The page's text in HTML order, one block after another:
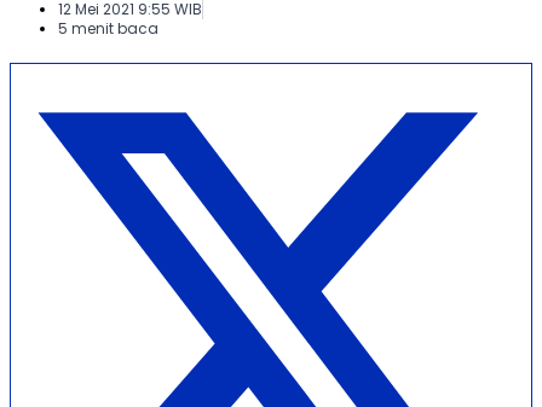
12 Mei 2021 9:55 WIB
5 menit baca